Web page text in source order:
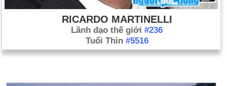
RICARDO MARTINELLI
Lãnh đạo thế giới #236
Tuổi Thìn #5516